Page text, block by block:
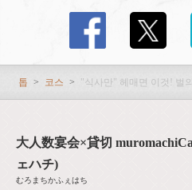
톱 코스 "식사만" 헤매면 이것! 벌
大人数宴会×貸切
ェハチ)
むろまちかふぇはち